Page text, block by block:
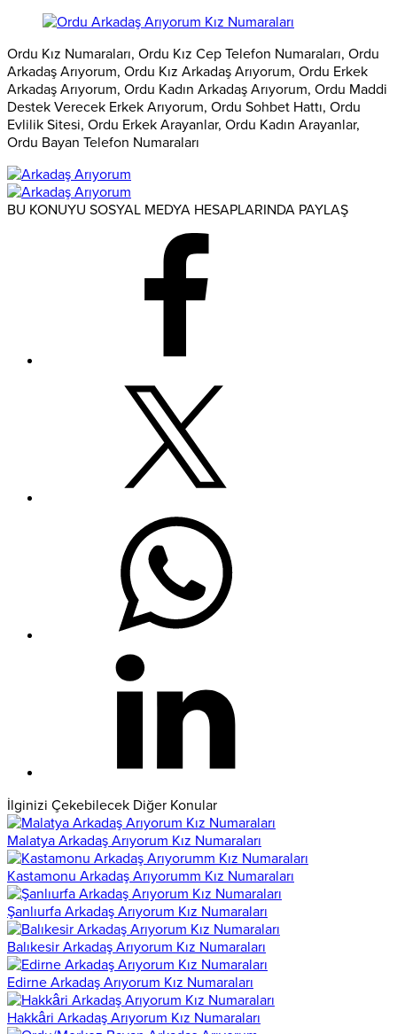
Ordu Kız Numaraları, Ordu Kız Cep Telefon Numaraları, Ordu
Arkadaş Arıyorum, Ordu Kız Arkadaş Arıyorum, Ordu Erkek
Arkadaş Arıyorum, Ordu Kadın Arkadaş Arıyorum, Ordu Maddi
Destek Verecek Erkek Arıyorum, Ordu Sohbet Hattı, Ordu
Evlilik Sitesi, Ordu Erkek Arayanlar, Ordu Kadın Arayanlar,
Ordu Bayan Telefon Numaraları
BU KONUYU SOSYAL MEDYA HESAPLARINDA PAYLAŞ
İlginizi Çekebilecek Diğer Konular
Malatya Arkadaş Arıyorum Kız Numaraları
Kastamonu Arkadaş Arıyorumm Kız Numaraları
Şanlıurfa Arkadaş Arıyorum Kız Numaraları
Balıkesir Arkadaş Arıyorum Kız Numaraları
Edirne Arkadaş Arıyorum Kız Numaraları
Hakkâri Arkadaş Arıyorum Kız Numaraları